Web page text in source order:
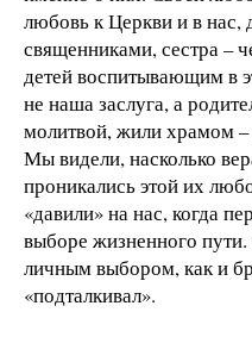
любовь к Церкви и в нас,
священниками, сестра –
детей воспитывающим в
не наша заслуга, а
молитвой, жили храмом –
Мы видели, насколько
проникались этой их
«давили» на нас, когда
выборе жизненного
личным выбором, как и
«подталкивал».